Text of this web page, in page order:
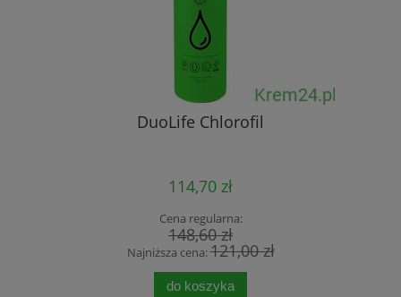
DuoLife Chlorofil
114,70 zł
Cena regularna:
148,60 zł
Najniższa cena:121,00 zł
do koszyka